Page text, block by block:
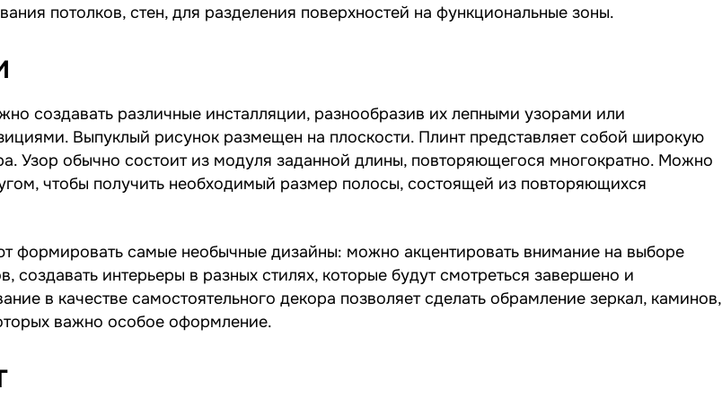
потолков, стен, для разделения поверхностей на функциональные зоны.
создавать различные инсталляции, разнообразив их лепными узорами или
Выпуклый рисунок размещен на плоскости. Плинт представляет собой широкую
Узор обычно состоит из модуля заданной длины, повторяющегося многократно. Можно
чтобы получить необходимый размер полосы, состоящей из повторяющихся
формировать самые необычные дизайны: можно акцентировать внимание на выборе
создавать интерьеры в разных стилях, которые будут смотреться завершено и
в качестве самостоятельного декора позволяет сделать обрамление зеркал, каминов,
важно особое оформление.